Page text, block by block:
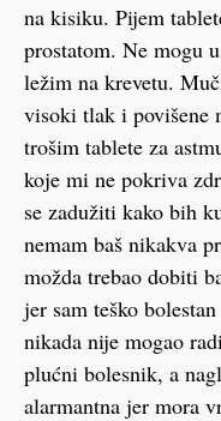
na kisiku. Pijem
prostatom. Ne mogu
ležim na krevetu.
visoki tlak i povišene
trošim tablete za
koje mi ne pokriva
se zadužiti kako bih
nemam baš nikakva
možda trebao dobiti
jer sam teško
nikada nije mogao
plućni bolesnik, a
alarmantna jer mora